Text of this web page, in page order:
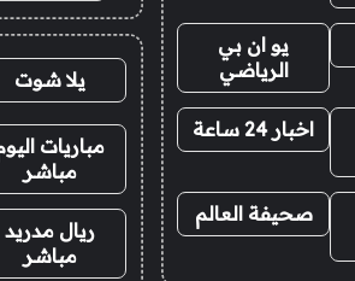
يو ان بي
الرياضي
اخبار 24 ساعة
صحيفة العالم
يلا شوت
مباريات
مباشر
ريال مدريد
مباشر